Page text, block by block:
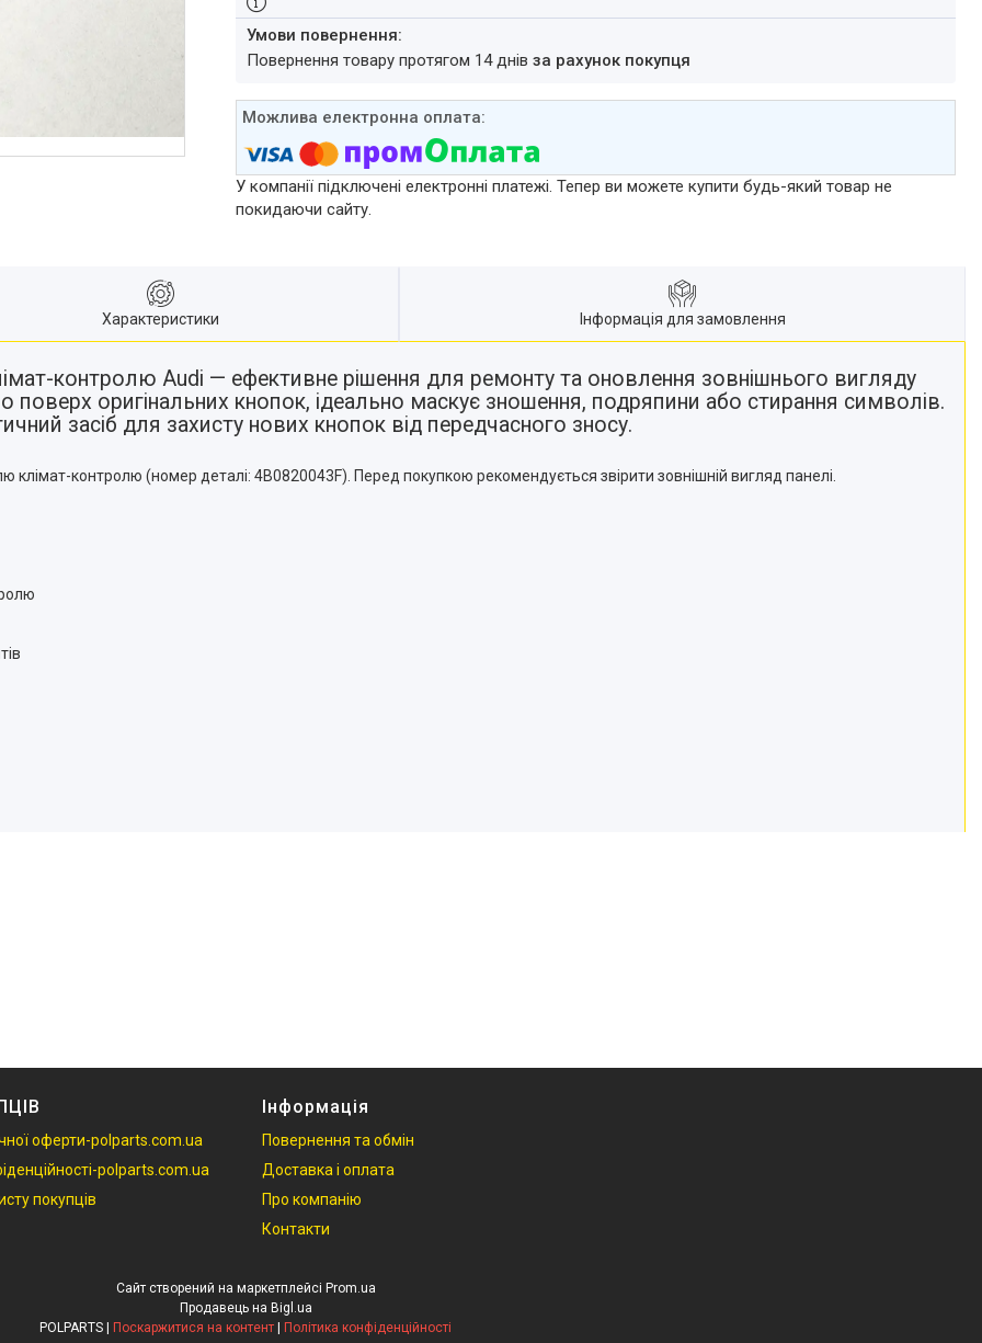
повернення товару протягом 14 днів за рахунок покупця
У компанії підключені електронні платежі. Тепер ви можете купити будь-який товар не
покидаючи сайту.
Характеристики Інформація для замовлення
контролю Audi — ефективне рішення для ремонту та оновлення зовнішнього вигляду
оригінальних кнопок, ідеально маскує зношення, подряпини або стирання символів.
засіб для захисту нових кнопок від передчасного зносу.
контролю (номер деталі: 4B0820043F). Перед покупкою рекомендується звірити зовнішній вигляд панелі.
оферти-polparts.com.ua
polparts.com.ua
покупців
Інформація
Повернення та обмін
Доставка і оплата
Про компанію
Контакти
Сайт створений на маркетплейсі Prom.ua
Продавець на Bigl.ua
POLPARTS | Поскаржитися на контент | Політика конфіденційності